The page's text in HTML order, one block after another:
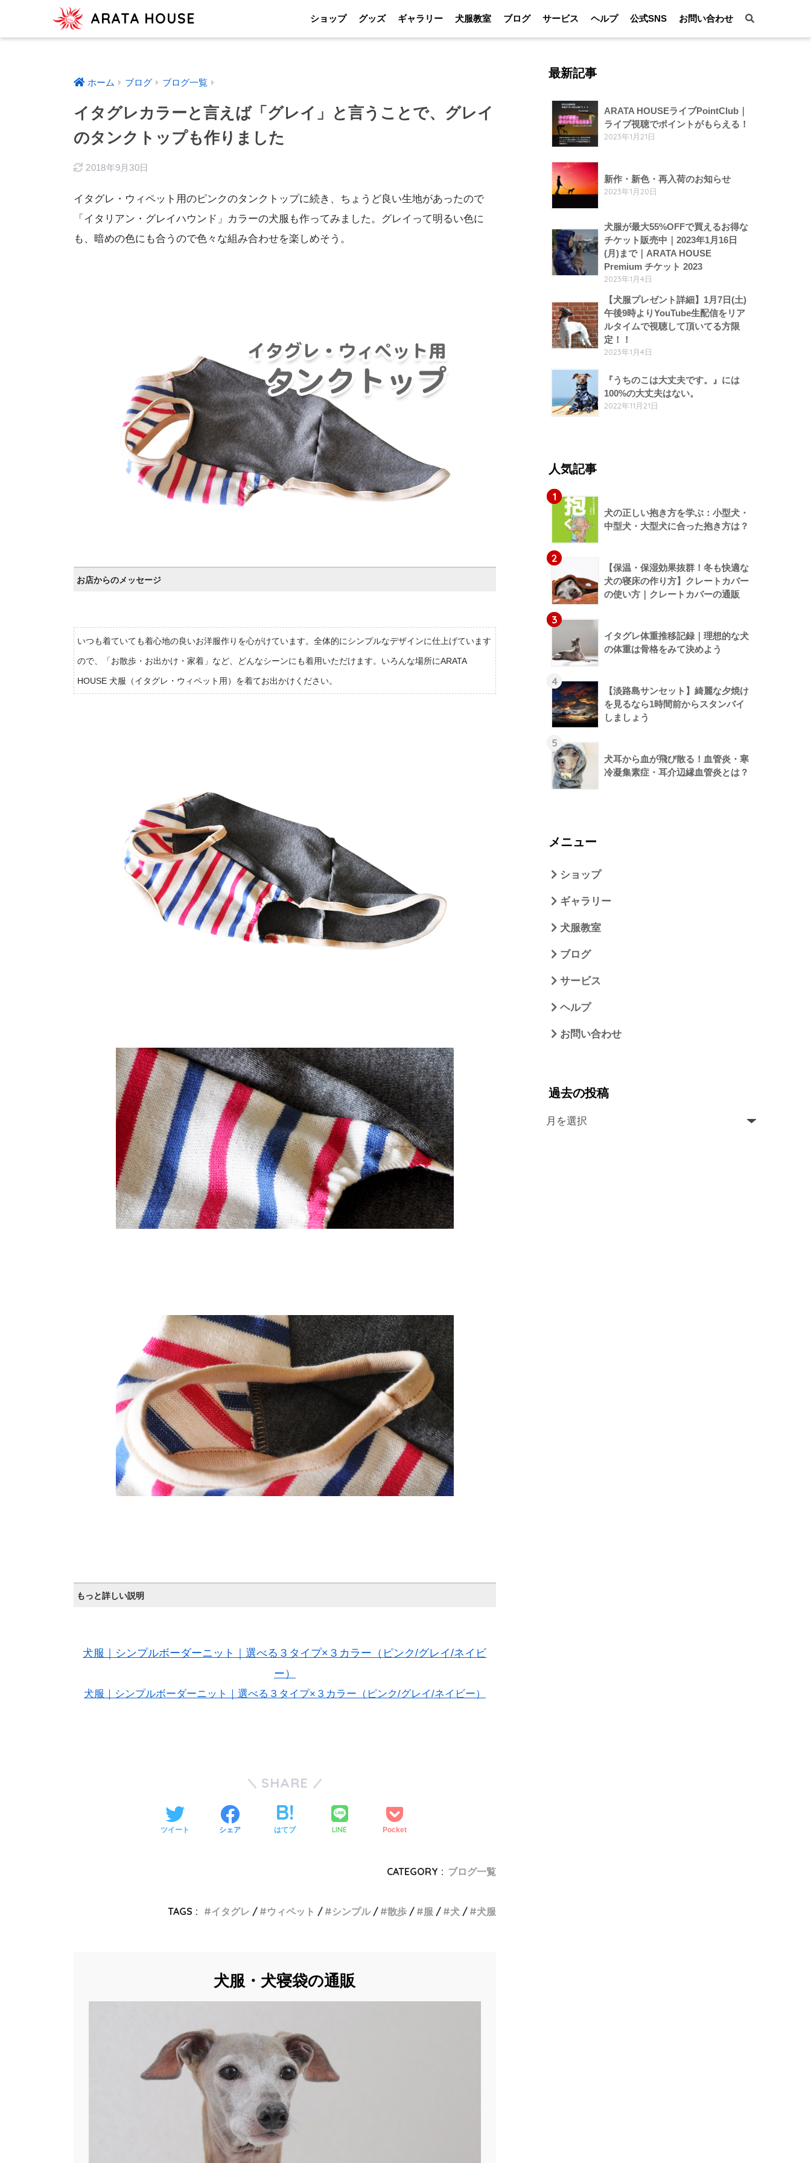
ARATA HOUSE ショップ グッズ ギャラリー 犬服教室 ブログ サービス ヘルプ 公式SNS お問い合わせ
ホーム ブログ ブログ一覧
イタグレカラーと言えば「グレイ」と言うことで、グレイ
のタンクトップも作りました
2018年9月30日
イタグレ・ウィペット用のピンクのタンクトップに続き、ちょうど良い生地があったので
「イタリアン・グレイハウンド」カラーの犬服も作ってみました。グレイって明るい色に
も、暗めの色にも合うので色々な組み合わせを楽しめそう。
お店からのメッセージ
いつも着ていても着心地の良いお洋服作りを心がけています。全体的にシンプルなデザインに仕上げています
ので、「お散歩・お出かけ・家着」など、どんなシーンにも着用いただけます。いろんな場所にARATA
HOUSE 犬服（イタグレ・ウィペット用）を着てお出かけください。
もっと詳しい説明
犬服｜シンプルボーダーニット｜選べる３タイプ×３カラー（ピンク/グレイ/ネイビ
ー）
犬服｜シンプルボーダーニット｜選べる３タイプ×３カラー（ピンク/グレイ/ネイビー）
SHARE
ツイート シェア はてブ LINE Pocket
CATEGORY : ブログ一覧
TAGS : イタグレ ウィペット シンプル 散歩 服 犬 犬服
犬服・犬寝袋の通販
最新記事
ARATA HOUSEライブPointClub｜
ライブ視聴でポイントがもらえる！
2023年1月21日
新作・新色・再入荷のお知らせ
2023年1月20日
犬服が最大55%OFFで買えるお得な
チケット販売中｜2023年1月16日
(月)まで｜ARATA HOUSE
Premium チケット 2023
2023年1月4日
【犬服プレゼント詳細】1月7日(土)
午後9時よりYouTube生配信をリア
ルタイムで視聴して頂いてる方限
定！！
2023年1月4日
『うちのこは大丈夫です。』には
100%の大丈夫はない。
2022年11月21日
人気記事
1
犬の正しい抱き方を学ぶ：小型犬・
中型犬・大型犬に合った抱き方は？
2
【保温・保湿効果抜群！冬も快適な
犬の寝床の作り方】クレートカバー
の使い方｜クレートカバーの通販
3
イタグレ体重推移記録｜理想的な犬
の体重は骨格をみて決めよう
4
【淡路島サンセット】綺麗な夕焼け
を見るなら1時間前からスタンバイ
しましょう
5
犬耳から血が飛び散る！血管炎・寒
冷凝集素症・耳介辺縁血管炎とは？
メニュー
ショップ
ギャラリー
犬服教室
ブログ
サービス
ヘルプ
お問い合わせ
過去の投稿